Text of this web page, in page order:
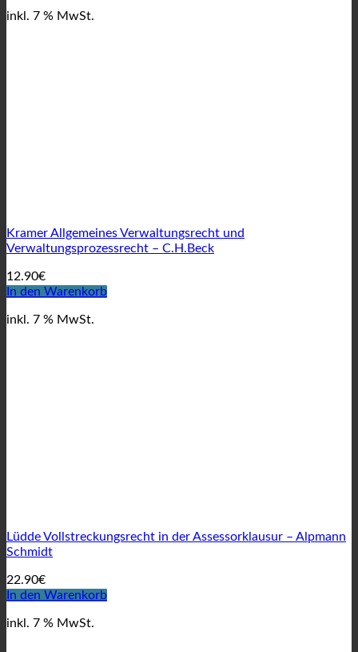
inkl. 7 % MwSt.
Kramer Allgemeines Verwaltungsrecht und
Verwaltungsprozessrecht – C.H.Beck
12.90€
In den Warenkorb
inkl. 7 % MwSt.
Lüdde Vollstreckungsrecht in der Assessorklausur – Alpmann
Schmidt
22.90€
In den Warenkorb
inkl. 7 % MwSt.